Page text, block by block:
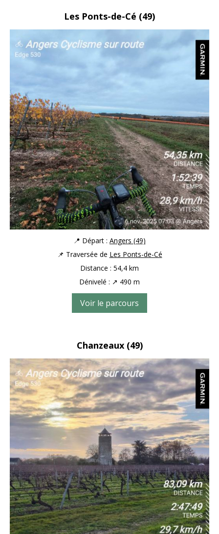
Les Ponts-de-Cé (49)
📍 Départ : Angers (49)
📌 Traversée de Les Ponts-de-Cé
Distance : 54,4 km
Dénivelé : ↗ 490 m
Voir le parcours
Chanzeaux (49)